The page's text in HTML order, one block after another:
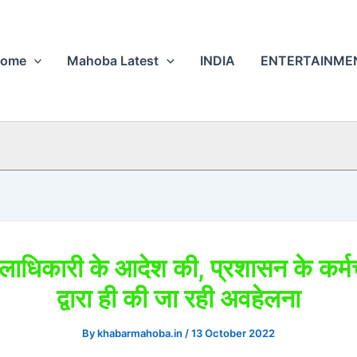
Mahoba Latest INDIA
के आदेश की, प्रशासन के
द्वारा ही की जा रही अवहेलना
Bykhabarmahoba.in /13 October 2022